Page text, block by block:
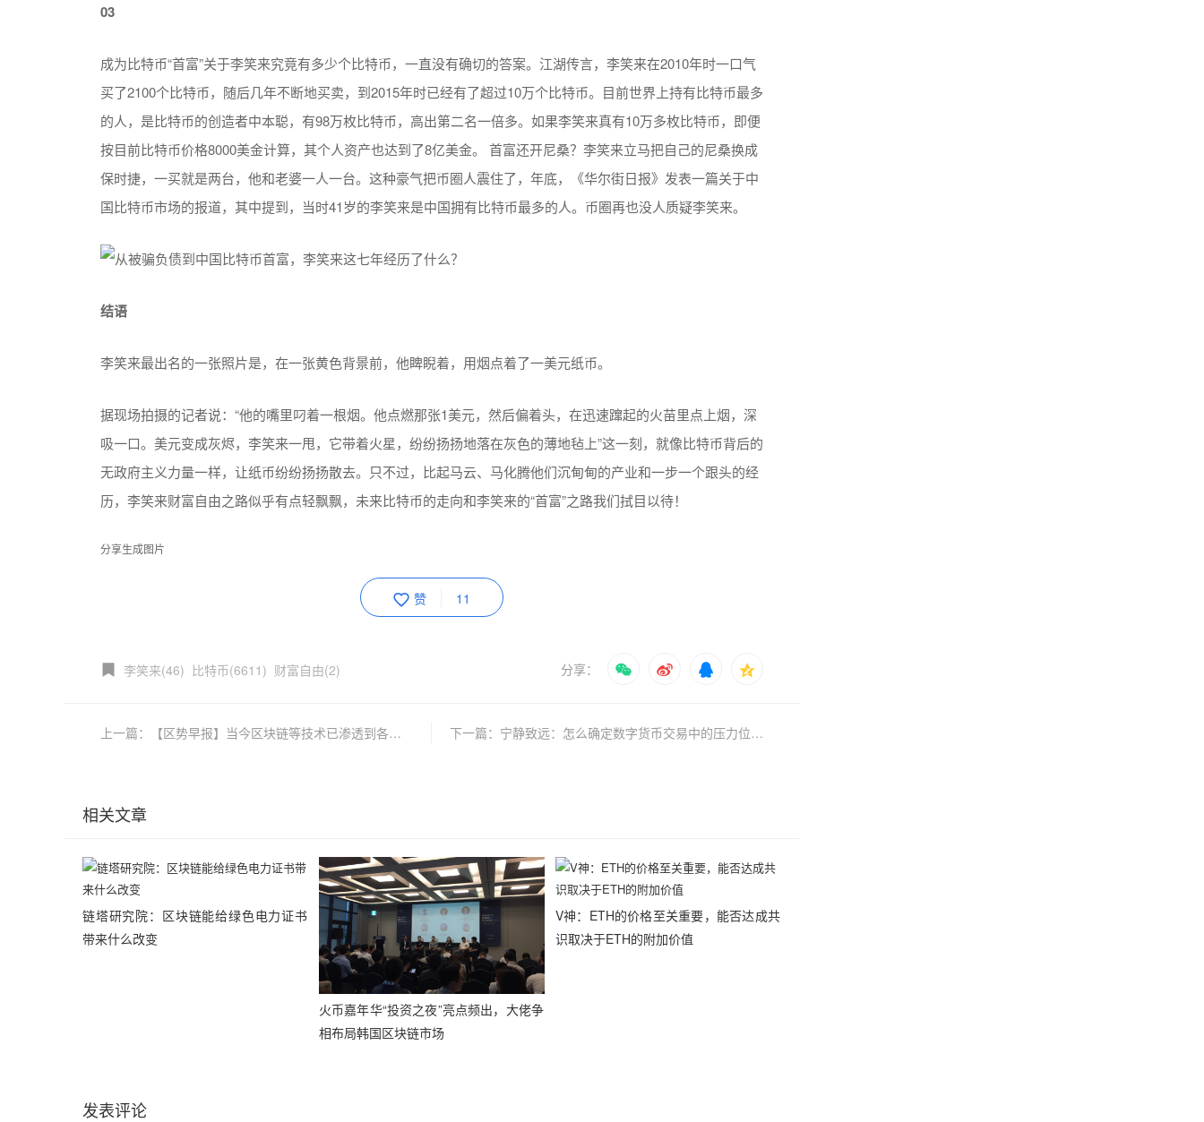
03
成为比特币“首富”关于李笑来究竟有多少个比特币，一直没有确切的答案。江湖传言，李笑来在2010年时一口气
买了2100个比特币，随后几年不断地买卖，到2015年时已经有了超过10万个比特币。目前世界上持有比特币最多
的人，是比特币的创造者中本聪，有98万枚比特币，高出第二名一倍多。如果李笑来真有10万多枚比特币，即便
按目前比特币价格8000美金计算，其个人资产也达到了8亿美金。 首富还开尼桑？李笑来立马把自己的尼桑换成
保时捷，一买就是两台，他和老婆一人一台。这种豪气把币圈人震住了，年底，《华尔街日报》发表一篇关于中
国比特币市场的报道，其中提到，当时41岁的李笑来是中国拥有比特币最多的人。币圈再也没人质疑李笑来。
结语
李笑来最出名的一张照片是，在一张黄色背景前，他睥睨着，用烟点着了一美元纸币。
据现场拍摄的记者说：“他的嘴里叼着一根烟。他点燃那张1美元，然后偏着头，在迅速蹿起的火苗里点上烟，深
吸一口。美元变成灰烬，李笑来一甩，它带着火星，纷纷扬扬地落在灰色的薄地毡上”这一刻，就像比特币背后的
无政府主义力量一样，让纸币纷纷扬扬散去。只不过，比起马云、马化腾他们沉甸甸的产业和一步一个跟头的经
历，李笑来财富自由之路似乎有点轻飘飘，未来比特币的走向和李笑来的“首富”之路我们拭目以待！
分享生成图片
赞 11
李笑来(46) 比特币(6611) 财富自由(2) 分享：
上一篇：【区势早报】当今区块链等技术已渗透到各行各业中；君士坦丁堡硬分叉将使ETH看涨 下一篇：宁静致远：怎么确定数字货币交易中的压力位与支撑位
相关文章
链塔研究院：区块链能给绿色电力证书
带来什么改变
火币嘉年华“投资之夜”亮点频出，大佬争
相布局韩国区块链市场
V神：ETH的价格至关重要，能否达成共
识取决于ETH的附加价值
发表评论